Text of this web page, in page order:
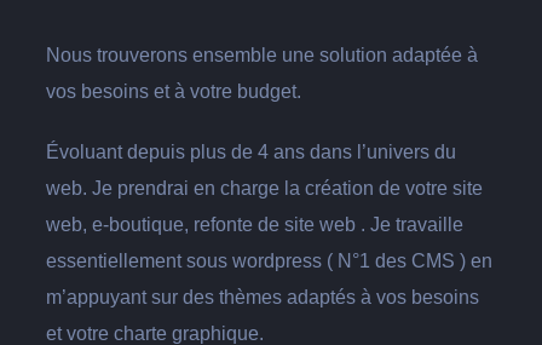
Nous trouverons ensemble une solution adaptée à
vos besoins et à votre budget.
Évoluant depuis plus de 4 ans dans l’univers du
web. Je prendrai en charge la création de votre site
web, e-boutique, refonte de site web . Je travaille
essentiellement sous wordpress ( N°1 des CMS ) en
m’appuyant sur des thèmes adaptés à vos besoins
et votre charte graphique.